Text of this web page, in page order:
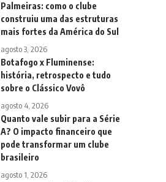
Palmeiras: como o clube
construiu uma das estruturas
mais fortes da América do Sul
agosto 3, 2026
Botafogo x Fluminense:
história, retrospecto e tudo
sobre o Clássico Vovô
agosto 4, 2026
Quanto vale subir para a Série
A? O impacto financeiro que
pode transformar um clube
brasileiro
agosto 1, 2026